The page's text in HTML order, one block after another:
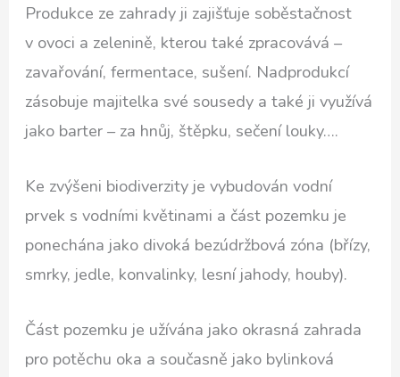
Produkce ze zahrady ji zajišťuje soběstačnost
v ovoci a zelenině, kterou také zpracovává –
zavařování, fermentace, sušení. Nadprodukcí
zásobuje majitelka své sousedy a také ji využívá
jako barter – za hnůj, štěpku, sečení louky….
Ke zvýšeni biodiverzity je vybudován vodní
prvek s vodními květinami a část pozemku je
ponechána jako divoká bezúdržbová zóna (břízy,
smrky, jedle, konvalinky, lesní jahody, houby).
Část pozemku je užívána jako okrasná zahrada
pro potěchu oka a současně jako bylinková